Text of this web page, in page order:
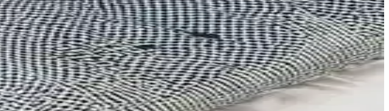
ve özel destek mekanizmaları işlevselliği artırır, atölye deneyimini zenginleştirir.
Doğru planlama konforlu ve verimli bir ortam sağlar.
odanın kullanımını optimize eder.